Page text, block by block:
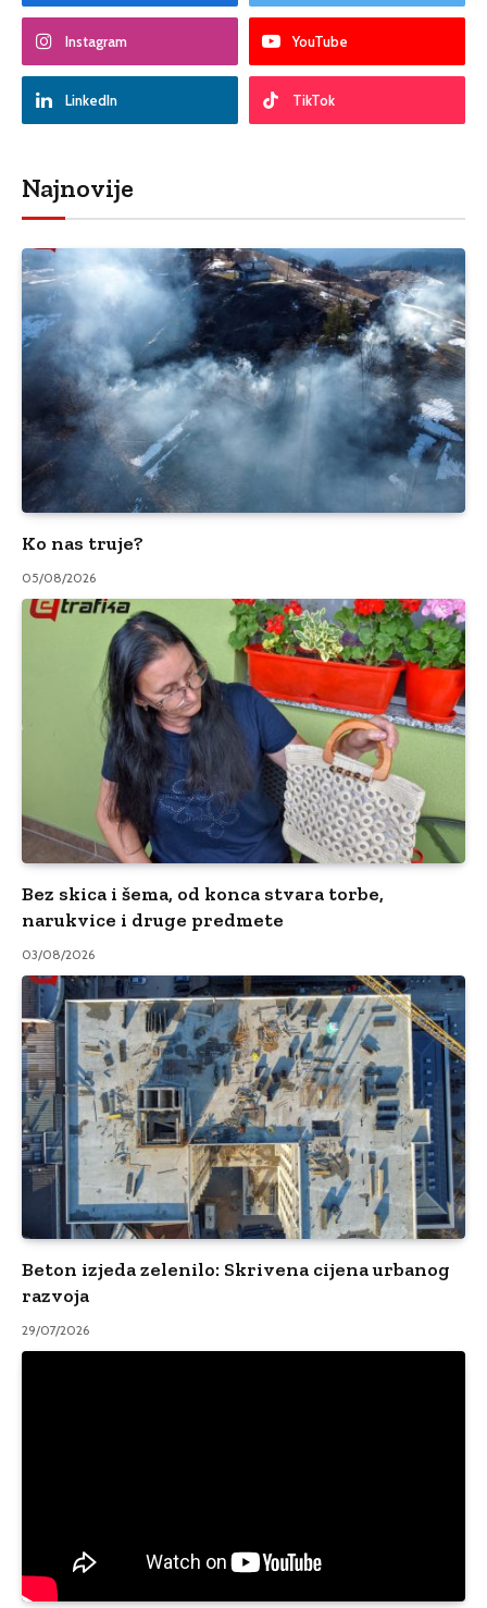
Instagram YouTube
LinkedIn TikTok
Najnovije
Ko nas truje?
05/08/2026
Bez skica i šema, od konca stvara torbe,
narukvice i druge predmete
03/08/2026
Beton izjeda zelenilo: Skrivena cijena urbanog
razvoja
29/07/2026